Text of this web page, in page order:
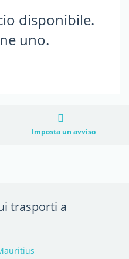
disponibile.
uno.
Imposta un avviso
trasporti a